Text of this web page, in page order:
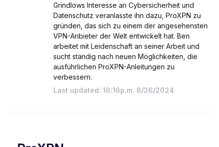
Grindlows Interesse an Cybersicherheit und
Datenschutz veranlasste ihn dazu, ProXPN zu
gründen, das sich zu einem der angesehensten
VPN-Anbieter der Welt entwickelt hat. Ben
arbeitet mit Leidenschaft an seiner Arbeit und
sucht ständig nach neuen Möglichkeiten, die
ausführlichen ProXPN-Anleitungen zu
verbessern.
Last updated: 16:16p.m. 8/26/2024